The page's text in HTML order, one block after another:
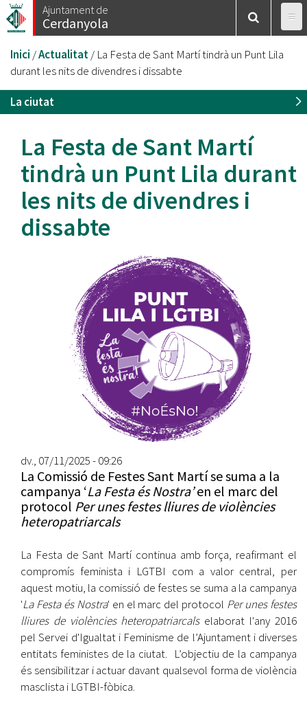
Vés
al
Ajuntament de
Cerdanyola
Esteu
aquí
Inici /Actualitat/ La Festa de Sant Martí tindrà un Punt Lila
durant les nits de divendres i dissabte
La ciutat
La Festa de Sant Martí
tindrà un Punt Lila durant
les nits de divendres i
dissabte
dv., 07/11/2025 - 09:26
La Comissió de Festes Sant Martí se suma a la
campanya ‘La Festa és Nostra’en el marc del
protocol Per unes festes lliures de violències
heteropatriarcals
La Festa de Sant Martí continua amb força, reafirmant el
compromís feminista i LGTBI com a valor central, per
aquest motiu, la comissió de festes se suma a la campanya
'La Festa és Nostra' en el marc del protocol Per unes festes
lliures de violències heteropatriarcalselaborat l'any 2016
pel Servei d'Igualtat i Feminisme de l’Ajuntament i diverses
entitats feministes de la ciutat. L’objectiu de la campanya
és sensibilitzar i actuar davant qualsevol forma de violència
masclista i LGTBI-fòbica.